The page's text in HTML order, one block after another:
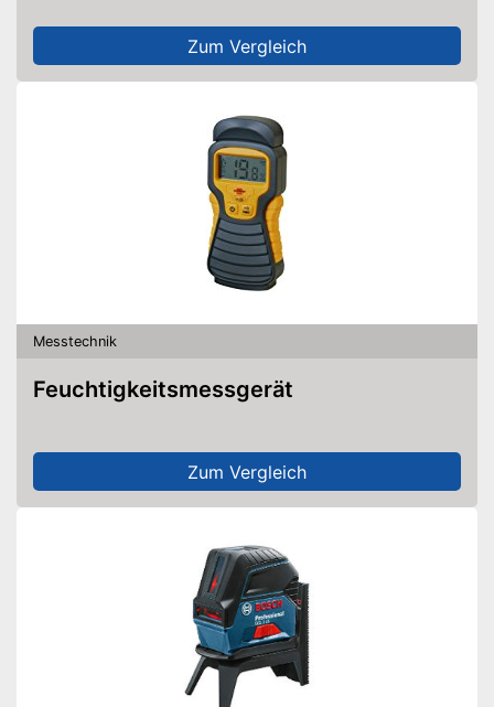
Zum Vergleich
Messtechnik
Feuchtigkeitsmessgerät
Zum Vergleich